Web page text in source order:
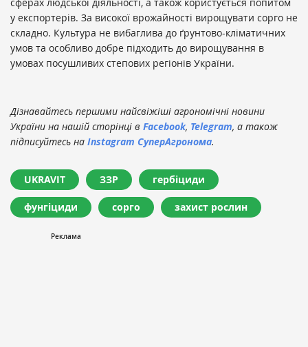
у експортерів. За високої врожайності вирощувати сорго не
складно. Культура не вибаглива до ґрунтово-кліматичних
умов та особливо добре підходить до вирощування в
умовах посушливих степових регіонів України.
Дізнавайтесь першими найсвіжіші агрономічні новини
України на нашій сторінці в Facebook, Telegram, а також
підписуйтесь на Instagram СуперАгронома.
UKRAVIT ЗЗР гербіциди
фунгіциди сорго захист рослин